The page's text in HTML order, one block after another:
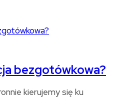
bezgotówkowa?
kierujemy się ku